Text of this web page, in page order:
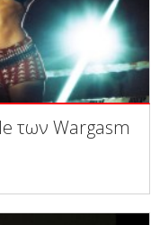
των Wargasm